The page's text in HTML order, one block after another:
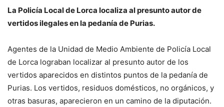
La Policía Local de Lorca localiza al presunto autor de
vertidos ilegales en la pedanía de Purias.
Agentes de la Unidad de Medio Ambiente de Policía Local
de Lorca lograban localizar al presunto autor de los
vertidos aparecidos en distintos puntos de la pedanía de
Purias. Los vertidos, residuos domésticos, no orgánicos, y
otras basuras, aparecieron en un camino de la diputación.